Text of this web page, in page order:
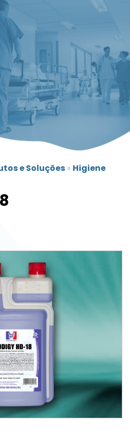
e Soluções » Higiene